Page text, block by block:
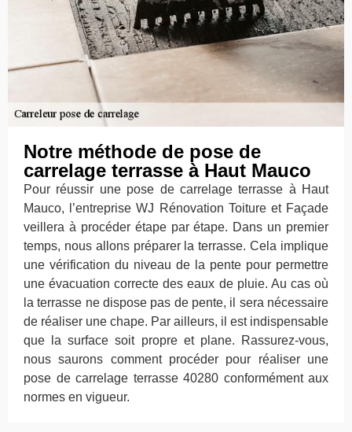
Notre méthode de pose de
carrelage terrasse à Haut Mauco
Pour réussir une pose de carrelage terrasse à Haut
Mauco, l’entreprise WJ Rénovation Toiture et Façade
veillera à procéder étape par étape. Dans un premier
temps, nous allons préparer la terrasse. Cela implique
une vérification du niveau de la pente pour permettre
une évacuation correcte des eaux de pluie. Au cas où
la terrasse ne dispose pas de pente, il sera nécessaire
de réaliser une chape. Par ailleurs, il est indispensable
que la surface soit propre et plane. Rassurez-vous,
nous saurons comment procéder pour réaliser une
pose de carrelage terrasse 40280 conformément aux
normes en vigueur.